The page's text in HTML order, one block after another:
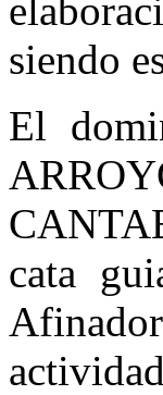
siendo
El
cata